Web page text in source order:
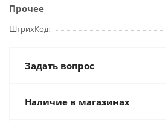
Прочее
ШтрихКод
Задать вопрос
Наличие в магазинах